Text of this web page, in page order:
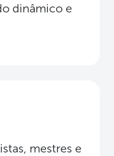
dinâmico e
mestres e